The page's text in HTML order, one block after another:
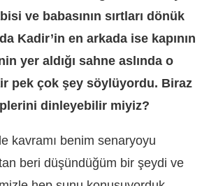
ve babasının sırtları dönük
Kadir’in en arkada ise kapının
yer aldığı sahne aslında o
pek çok şey söylüyordu. Biraz
dinleyebilir miyiz?
kavramı benim senaryoyu
beri düşündüğüm bir şeydi ve